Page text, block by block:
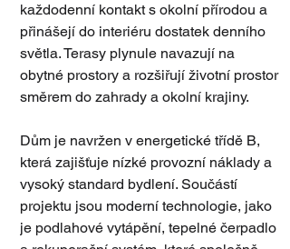
každodenní kontakt s okolní přírodou a
přinášejí do interiéru dostatek denního
světla. Terasy plynule navazují na
obytné prostory a rozšiřují životní prostor
směrem do zahrady a okolní krajiny.
Dům je navržen v energetické třídě B,
která zajišťuje nízké provozní náklady a
vysoký standard bydlení. Součástí
projektu jsou moderní technologie, jako
je podlahové vytápění, tepelné čerpadlo